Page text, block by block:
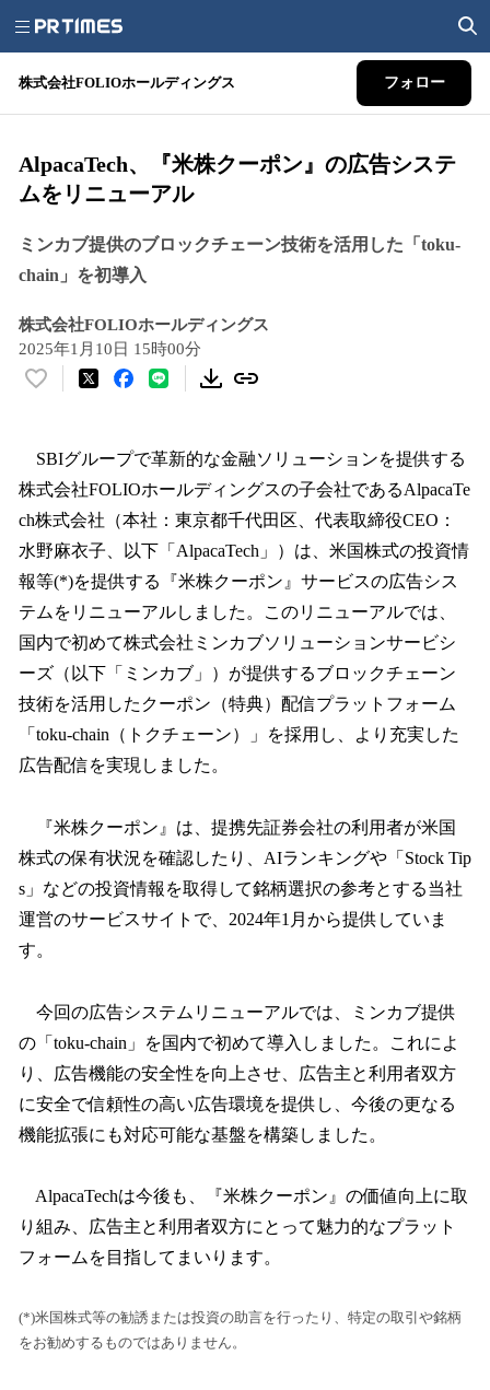
株式会社FOLIOホールディングス フォロー
AlpacaTech、『米株クーポン』の広告システ
ムをリニューアル
ミンカブ提供のブロックチェーン技術を活用した「toku-
chain」を初導入
株式会社FOLIOホールディングス
2025年1月10日 15時00分
い
！
数
を
読
み
込
み
中
で
す
SBIグループで革新的な金融ソリューションを提供する
株式会社FOLIOホールディングスの子会社であるAlpacaTe
ch株式会社（本社：東京都千代田区、代表取締役CEO：
水野麻衣子、以下「AlpacaTech」）は、米国株式の投資情
報等(*)を提供する『米株クーポン』サービスの広告シス
テムをリニューアルしました。このリニューアルでは、
国内で初めて株式会社ミンカブソリューションサービシ
ーズ（以下「ミンカブ」）が提供するブロックチェーン
技術を活用したクーポン（特典）配信プラットフォーム
「toku-chain（トクチェーン）」を採用し、より充実した
広告配信を実現しました。
『米株クーポン』は、提携先証券会社の利用者が米国
株式の保有状況を確認したり、AIランキングや「Stock Tip
s」などの投資情報を取得して銘柄選択の参考とする当社
運営のサービスサイトで、2024年1月から提供していま
す。
今回の広告システムリニューアルでは、ミンカブ提供
の「toku-chain」を国内で初めて導入しました。これによ
り、広告機能の安全性を向上させ、広告主と利用者双方
に安全で信頼性の高い広告環境を提供し、今後の更なる
機能拡張にも対応可能な基盤を構築しました。
AlpacaTechは今後も、『米株クーポン』の価値向上に取
り組み、広告主と利用者双方にとって魅力的なプラット
フォームを目指してまいります。
(*)米国株式等の勧誘または投資の助言を行ったり、特定の取引や銘柄
をお勧めするものではありません。